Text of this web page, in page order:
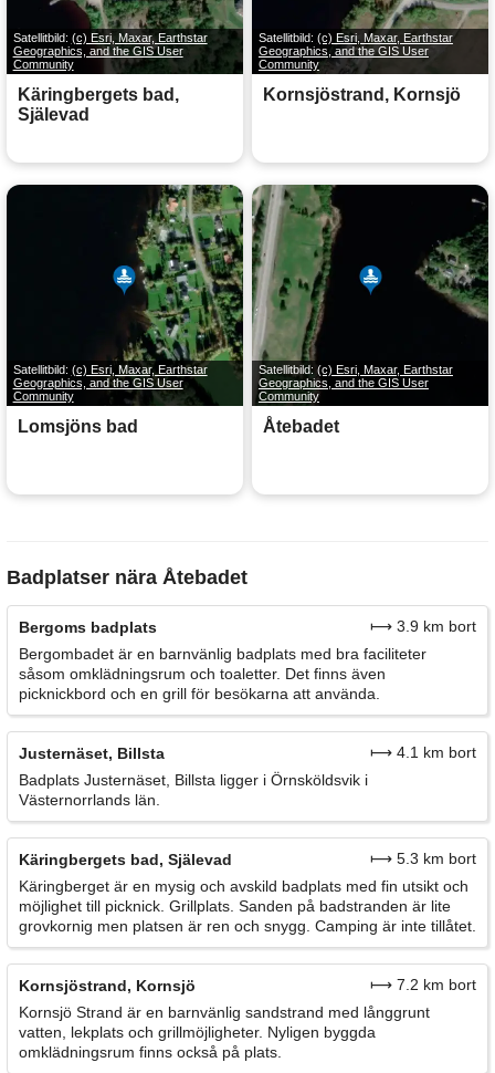
Satellitbild: (c) Esri, Maxar, Earthstar
Geographics, and the GIS User
Community
Käringbergets bad,
Själevad
Satellitbild: (c) Esri, Maxar, Earthstar
Geographics, and the GIS User
Community
Kornsjöstrand, Kornsjö
Satellitbild: (c) Esri, Maxar, Earthstar
Geographics, and the GIS User
Community
Lomsjöns bad
Satellitbild: (c) Esri, Maxar, Earthstar
Geographics, and the GIS User
Community
Åtebadet
Badplatser nära Åtebadet
Bergoms badplats
⟼ 3.9 km bort
Bergombadet är en barnvänlig badplats med bra faciliteter
såsom omklädningsrum och toaletter. Det finns även
picknickbord och en grill för besökarna att använda.
Justernäset, Billsta
⟼ 4.1 km bort
Badplats Justernäset, Billsta ligger i Örnsköldsvik i
Västernorrlands län.
Käringbergets bad, Själevad
⟼ 5.3 km bort
Käringberget är en mysig och avskild badplats med fin utsikt och
möjlighet till picknick. Grillplats. Sanden på badstranden är lite
grovkornig men platsen är ren och snygg. Camping är inte tillåtet.
Kornsjöstrand, Kornsjö
⟼ 7.2 km bort
Kornsjö Strand är en barnvänlig sandstrand med långgrunt
vatten, lekplats och grillmöjligheter. Nyligen byggda
omklädningsrum finns också på plats.